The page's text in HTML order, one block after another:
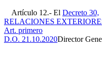
Artículo 12.- El Decreto 30,
RELACIONES
Art. primero
D.O. 21.10.2020Director